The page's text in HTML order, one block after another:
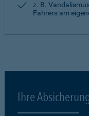
z. B.
Fahrers am
Ihre